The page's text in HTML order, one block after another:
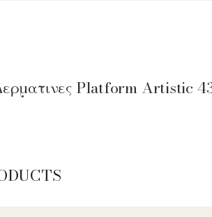
Δερματινες Platform